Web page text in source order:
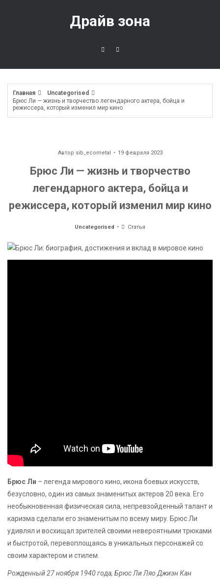
Драйв зона
Главная
Uncategorised
Брюс Ли — жизнь и творчество легендарного актера, бойца и
режиссера, который изменил мир кино
Автор sib_ecometal 19 февраля 2023
Брюс Ли — жизнь и творчество
легендарного актера, бойца и
режиссера, который изменил мир кино
Uncategorised Статья
Брюс Ли – легенда мирового кино, икона боевых искусств,
безусловно, один из самых знаменитых актеров 20 века. Его
необыкновенная физическая сила, непревзойденный талант и
каризма сделали его знаменитым по всему миру. Брюс Ли
удивлял и восхищал зрителей своими невероятными трюками
и быстротой, перевоплощаясь в уникальных персонажей со
своим характером и стилем.
Рожденный 27 ноября 1940 года, Брюс Ли Ляо Джиэн Кан